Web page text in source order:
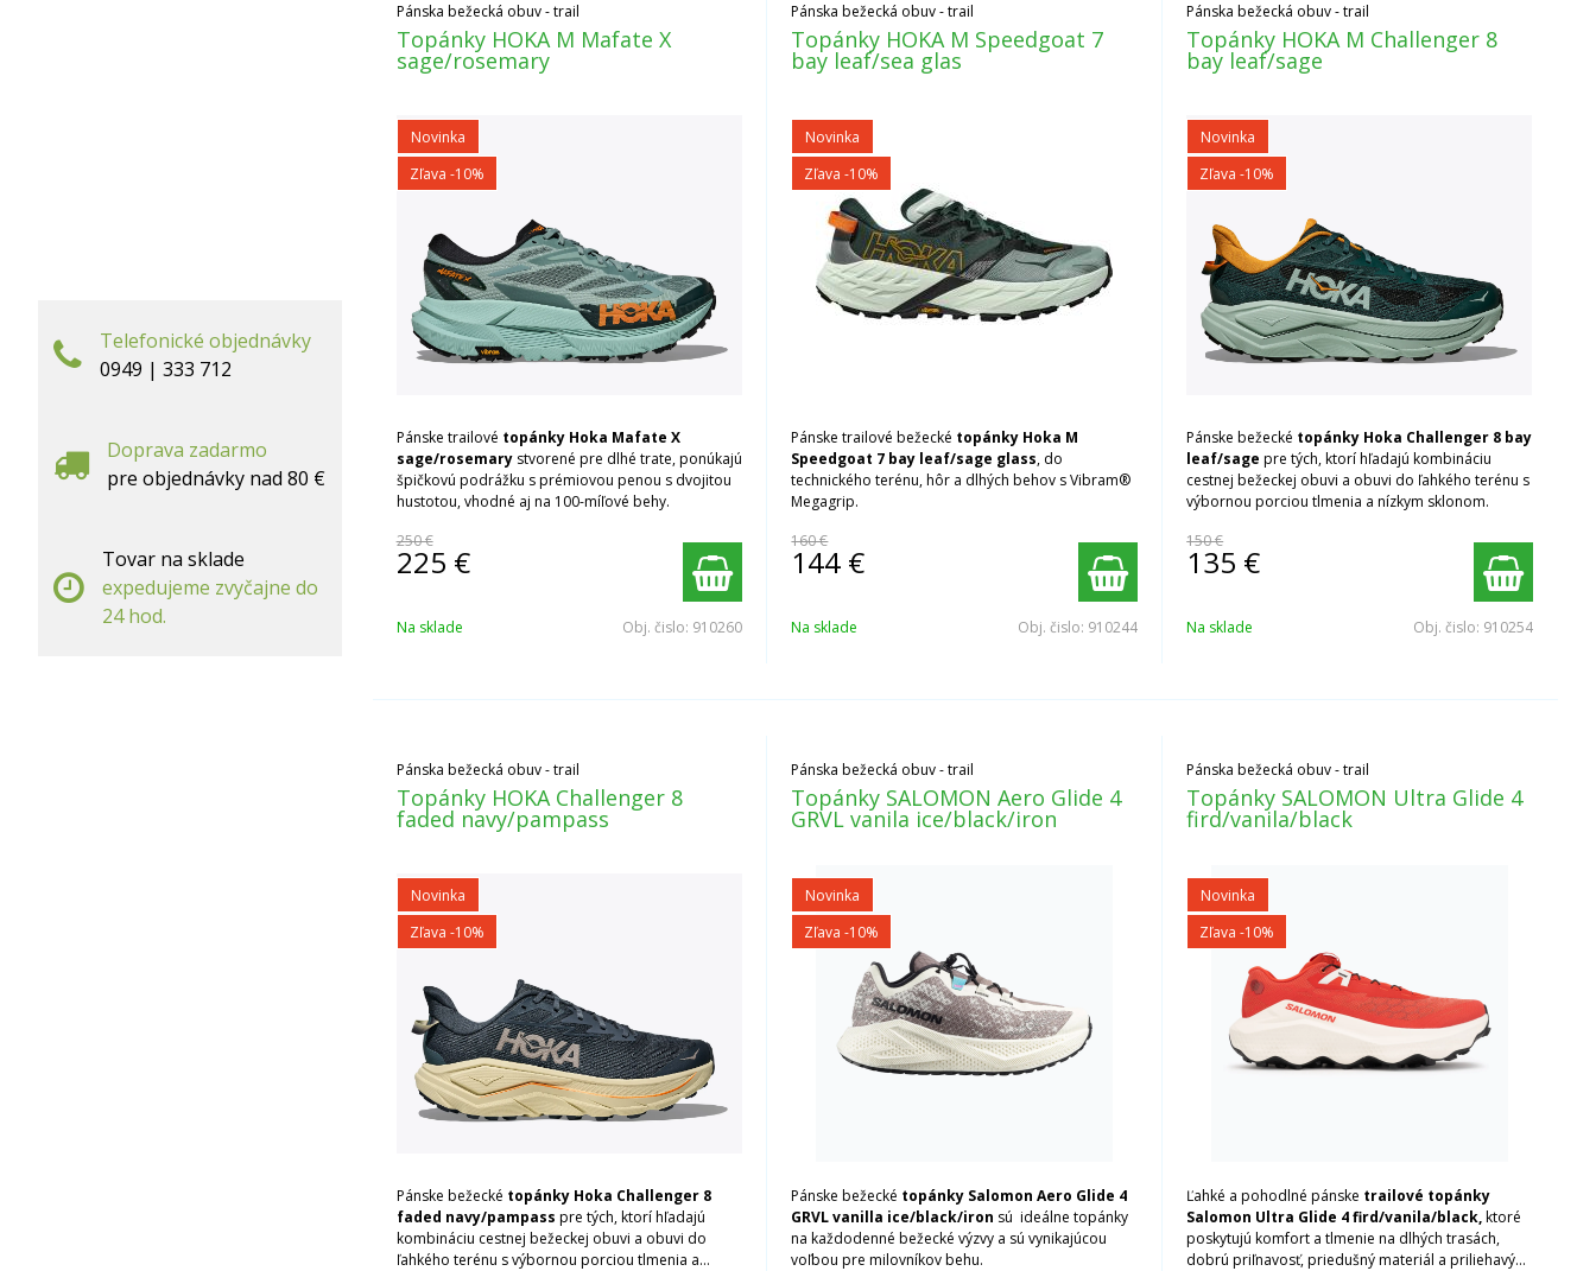
Pánska bežecká obuv - trail
Topánky HOKA M Mafate X
sage/rosemary
Novinka
Zľava -10%
Pánske trailové topánky Hoka Mafate X
sage/rosemarystvorené pre dlhé trate, ponúkajú
špičkovú podrážku s prémiovou penou s dvojitou
hustotou, vhodné aj na 100-míľové behy.
250 €
225 €
Na sklade Obj. čislo: 910260
Pánska bežecká obuv - trail
Topánky HOKA M Speedgoat 7
bay leaf/sea glas
Novinka
Zľava -10%
Pánske trailové bežecké topánky Hoka M
Speedgoat 7 bay leaf/sage glass, do
technického terénu, hôr a dlhých behov s Vibram®
Megagrip.
160 €
144 €
Na sklade Obj. čislo: 910244
Pánska bežecká obuv - trail
Topánky HOKA M Challenger 8
bay leaf/sage
Novinka
Zľava -10%
Pánske bežecké topánky Hoka Challenger 8 bay
leaf/sage pre tých, ktorí hľadajú kombináciu
cestnej bežeckej obuvi a obuvi do ľahkého terénu s
výbornou porciou tlmenia a nízkym sklonom.
150 €
135 €
Na sklade Obj. čislo: 910254
Pánska bežecká obuv - trail
Topánky HOKA Challenger 8
faded navy/pampass
Novinka
Zľava -10%
Pánske bežecké topánky Hoka Challenger 8
faded navy/pampass pre tých, ktorí hľadajú
kombináciu cestnej bežeckej obuvi a obuvi do
ľahkého terénu s výbornou porciou tlmenia a
Pánska bežecká obuv - trail
Topánky SALOMON Aero Glide 4
GRVL vanila ice/black/iron
Novinka
Zľava -10%
Pánske bežecké topánky Salomon Aero Glide 4
GRVL vanilla ice/black/iron sú ideálne topánky
na každodenné bežecké výzvy a sú vynikajúcou
voľbou pre milovníkov behu.
Pánska bežecká obuv - trail
Topánky SALOMON Ultra Glide 4
fird/vanila/black
Novinka
Zľava -10%
Ľahké a pohodlné pánske trailové topánky
Salomon Ultra Glide 4fird/vanila/black,ktoré
poskytujú komfort a tlmenie na dlhých trasách,
dobrú priľnavosť, priedušný materiál a priliehavý
Telefonické objednávky
0949 | 333 712
Doprava zadarmo
pre objednávky nad 80 €
Tovar na sklade
expedujeme zvyčajne do
24 hod.